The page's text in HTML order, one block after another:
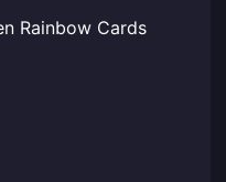
Rainbow Cards